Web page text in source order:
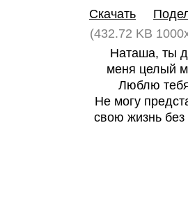
Скачать
(432.72 KB
Наташа, ты
меня целый
Люблю
Не могу
свою жизнь без